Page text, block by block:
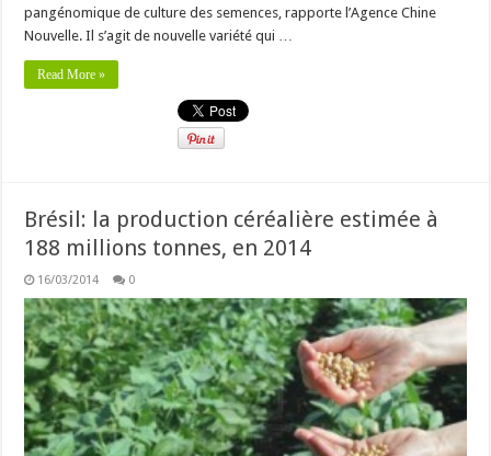
pangénomique de culture des semences, rapporte l’Agence Chine
Nouvelle. Il s’agit de nouvelle variété qui …
Read More »
Brésil: la production céréalière estimée à
188 millions tonnes, en 2014
16/03/2014 0